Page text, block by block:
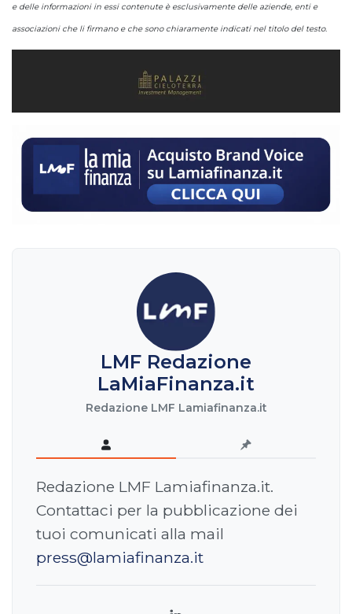
e delle informazioni in essi contenute è esclusivamente delle aziende, enti e
associazioni che li firmano e che sono chiaramente indicati nel titolo del testo.
LMF Redazione
LaMiaFinanza.it
Redazione LMF Lamiafinanza.it
Redazione LMF Lamiafinanza.it.
Contattaci per la pubblicazione dei
tuoi comunicati alla mail
press@lamiafinanza.it